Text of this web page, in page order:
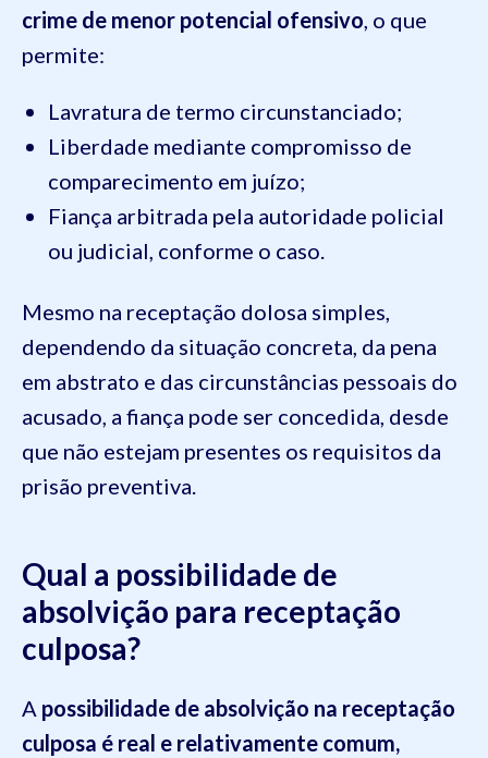
crime de menor potencial ofensivo, o que
permite:
Lavratura de termo circunstanciado;
Liberdade mediante compromisso de
comparecimento em juízo;
Fiança arbitrada pela autoridade policial
ou judicial, conforme o caso.
Mesmo na receptação dolosa simples,
dependendo da situação concreta, da pena
em abstrato e das circunstâncias pessoais do
acusado, a fiança pode ser concedida, desde
que não estejam presentes os requisitos da
prisão preventiva.
Qual a possibilidade de
absolvição para receptação
culposa?
A possibilidade de absolvição na receptação
culposa é real e relativamente comum,